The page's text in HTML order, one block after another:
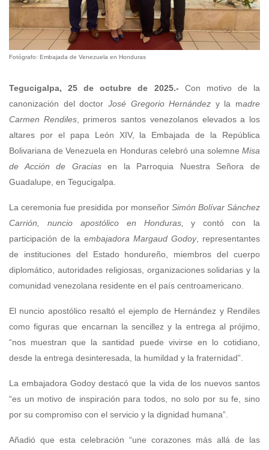
Fotógrafo: Embajada de Venezuela en Honduras
Tegucigalpa, 25 de octubre de 2025.- Con motivo de la
canonización del doctor José Gregorio Hernández y la madre
Carmen Rendiles, primeros santos venezolanos elevados a los
altares por el papa León XIV, la Embajada de la República
Bolivariana de Venezuela en Honduras celebró una solemne Misa
de Acción de Graciasen la Parroquia Nuestra Señora de
Guadalupe, en Tegucigalpa.
La ceremonia fue presidida por monseñor Simón Bolívar Sánchez
Carrión, nuncio apostólico en Honduras,
y contó con la
participación de la embajadora Margaud Godoy, representantes
de instituciones del Estado hondureño, miembros del cuerpo
diplomático, autoridades religiosas, organizaciones solidarias y la
comunidad venezolana residente en el país centroamericano.
El nuncio apostólico resaltó el ejemplo de Hernández y Rendiles
como figuras que encarnan la sencillez y la entrega al prójimo,
“nos muestran que la santidad puede vivirse en lo cotidiano,
desde la entrega desinteresada, la humildad y la fraternidad”.
La embajadora Godoy destacó que la vida de los nuevos santos
“es un motivo de inspiración para todos, no solo por su fe, sino
por su compromiso con el servicio y la dignidad humana”.
Añadió que esta celebración “une corazones más allá de las